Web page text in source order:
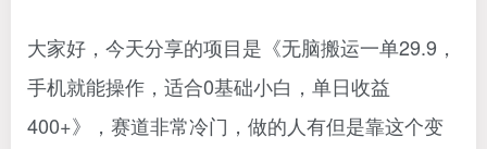
大家好，今天分享的项目是《无脑搬运一单29.9，
手机就能操作，适合0基础小白，单日收益
400+》，赛道非常冷门，做的人有但是靠这个变